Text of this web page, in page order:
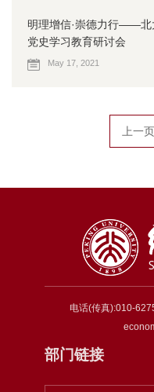
明理增信·崇德力行——北
党史学习教育研讨会
May 17, 2021
上一页
电话(传真):010-
部门链接